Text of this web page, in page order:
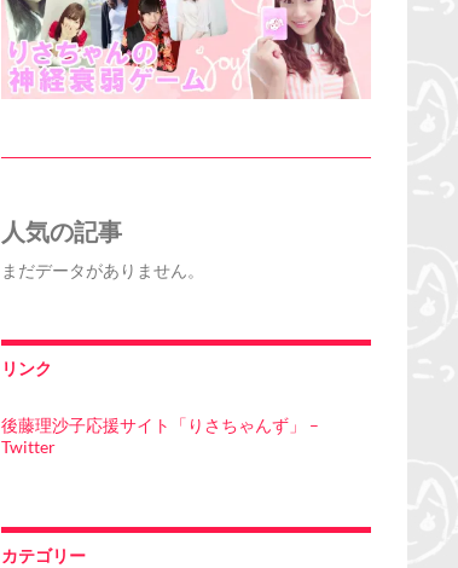
人気の記事
まだデータがありません。
リンク
後藤理沙子応援サイト「りさちゃんず」 –
Twitter
カテゴリー